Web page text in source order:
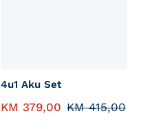
4u1 Aku Set
KM 379,00 KM415,00